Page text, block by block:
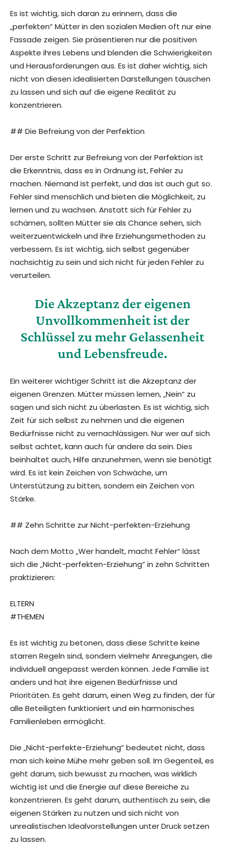
Es ist wichtig, sich daran zu erinnern, dass die
„perfekten“ Mütter in den sozialen Medien oft nur eine
Fassade zeigen. Sie präsentieren nur die positiven
Aspekte ihres Lebens und blenden die Schwierigkeiten
und Herausforderungen aus. Es ist daher wichtig, sich
nicht von diesen idealisierten Darstellungen täuschen
zu lassen und sich auf die eigene Realität zu
konzentrieren.
## Die Befreiung von der Perfektion
Der erste Schritt zur Befreiung von der Perfektion ist
die Erkenntnis, dass es in Ordnung ist, Fehler zu
machen. Niemand ist perfekt, und das ist auch gut so.
Fehler sind menschlich und bieten die Möglichkeit, zu
lernen und zu wachsen. Anstatt sich für Fehler zu
schämen, sollten Mütter sie als Chance sehen, sich
weiterzuentwickeln und ihre Erziehungsmethoden zu
verbessern. Es ist wichtig, sich selbst gegenüber
nachsichtig zu sein und sich nicht für jeden Fehler zu
verurteilen.
Die Akzeptanz der eigenen
Unvollkommenheit ist der
Schlüssel zu mehr Gelassenheit
und Lebensfreude.
Ein weiterer wichtiger Schritt ist die Akzeptanz der
eigenen Grenzen. Mütter müssen lernen, „Nein“ zu
sagen und sich nicht zu überlasten. Es ist wichtig, sich
Zeit für sich selbst zu nehmen und die eigenen
Bedürfnisse nicht zu vernachlässigen. Nur wer auf sich
selbst achtet, kann auch für andere da sein. Dies
beinhaltet auch, Hilfe anzunehmen, wenn sie benötigt
wird. Es ist kein Zeichen von Schwäche, um
Unterstützung zu bitten, sondern ein Zeichen von
Stärke.
## Zehn Schritte zur Nicht-perfekten-Erziehung
Nach dem Motto „Wer handelt, macht Fehler“ lässt
sich die „Nicht-perfekten-Erziehung“ in zehn Schritten
praktizieren:
ELTERN
#THEMEN
Es ist wichtig zu betonen, dass diese Schritte keine
starren Regeln sind, sondern vielmehr Anregungen, die
individuell angepasst werden können. Jede Familie ist
anders und hat ihre eigenen Bedürfnisse und
Prioritäten. Es geht darum, einen Weg zu finden, der für
alle Beteiligten funktioniert und ein harmonisches
Familienleben ermöglicht.
Die „Nicht-perfekte-Erziehung“ bedeutet nicht, dass
man sich keine Mühe mehr geben soll. Im Gegenteil, es
geht darum, sich bewusst zu machen, was wirklich
wichtig ist und die Energie auf diese Bereiche zu
konzentrieren. Es geht darum, authentisch zu sein, die
eigenen Stärken zu nutzen und sich nicht von
unrealistischen Idealvorstellungen unter Druck setzen
zu lassen.